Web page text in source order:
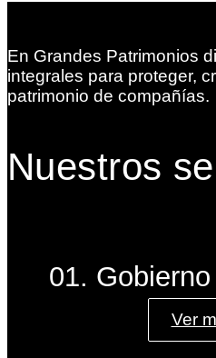
En Grandes Patrimonios
integrales para proteger,
patrimonio de compañías.
Nuestros
01.
Ver